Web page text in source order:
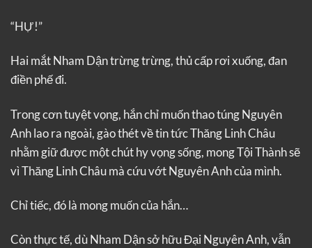
“HỰ!”
Hai mắt Nham Dận trừng trừng, thủ cấp rơi xuống, đan
điền phế đi.
Trong cơn tuyệt vọng, hắn chỉ muốn thao túng Nguyên
Anh lao ra ngoài, gào thét về tin tức Thăng Linh Châu
nhằm giữ được một chút hy vọng sống, mong Tội Thành sẽ
vì Thăng Linh Châu mà cứu vớt Nguyên Anh của mình.
Chỉ tiếc, đó là mong muốn của hắn…
Còn thực tế, dù Nham Dận sở hữu Đại Nguyên Anh, vẫn